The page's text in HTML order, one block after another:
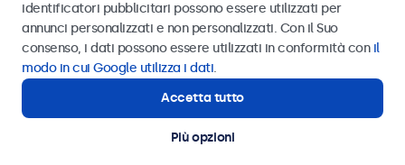
© 2026 Beetronics
Inviare
Oppure chiamaci al
Contatta i nostri esperti
identificatori pubblicitari possono essere utilizzati per
annunci personalizzati e non personalizzati. Con il Suo
consenso, i dati possono essere utilizzati in conformità con il
modo in cui Google utilizza i dati.
Accetta tutto
Più opzioni